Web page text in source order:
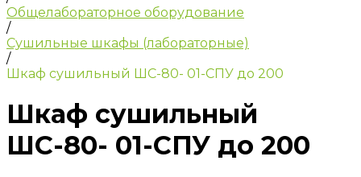
Общелабораторное оборудование
/
Сушильные шкафы (лабораторные)
/
Шкаф сушильный ШС-80- 01-СПУ до 200
Шкаф сушильный
ШС-80- 01-СПУ до 200